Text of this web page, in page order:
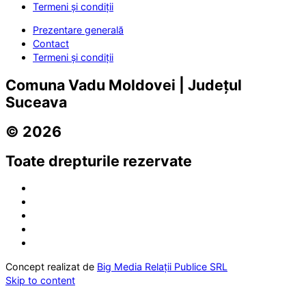
Termeni și condiții
Prezentare generală
Contact
Termeni și condiții
Comuna Vadu Moldovei | Județul
Suceava
© 2026
Toate drepturile rezervate
Concept realizat de Big Media Relații Publice SRL
Skip to content